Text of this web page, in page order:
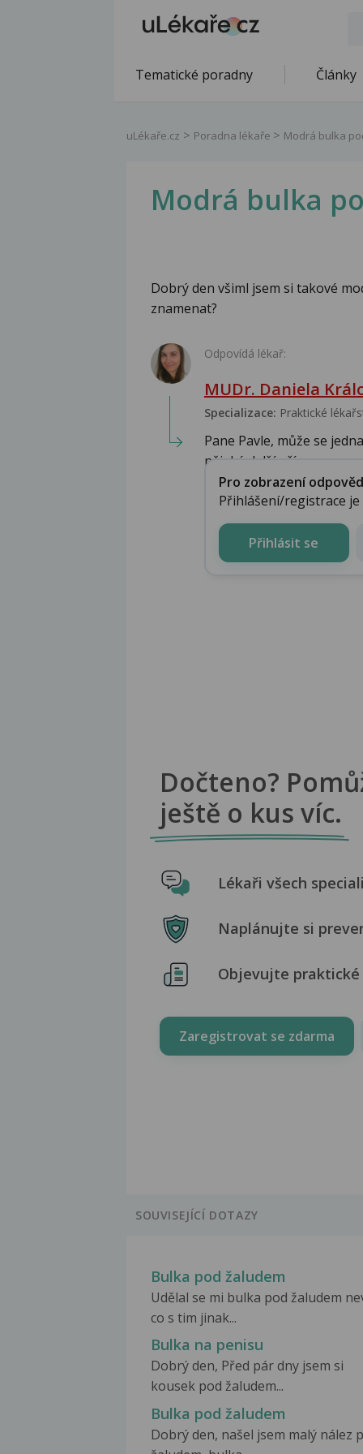
Tematické poradny Články
uLékaře.cz Poradna lékaře Modrá bulka
Modrá bulka
Dobrý den všiml jsem si takové
znamenat?
Odpovídá lékař:
MUDr. Daniela
Specializace: Praktické
Pane Pavle, může se
nějaké další přízna...
Pro zobrazení
Přihlášení/registrace
Přihlásit se
Dočteno?
ještě o kus víc.
Lékaři všech
Naplánujte si
Objevujte
Zaregistrovat se zdarma
SOUVISEJÍCÍ DOTAZY
Bulka pod žaludem
Udělal se mi bulka pod žaludem
co s tim jinak...
Bulka na penisu
Dobrý den, Před pár dny jsem si
kousek pod žaludem...
Bulka pod žaludem
Dobrý den, našel jsem malý nález